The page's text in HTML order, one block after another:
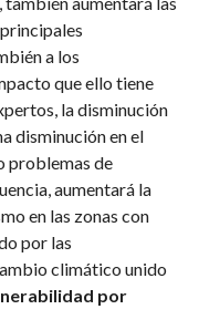
principales
a los
que ello tiene
la disminución
disminución en el
problemas de
aumentará la
en las zonas con
por las
climático unido
por